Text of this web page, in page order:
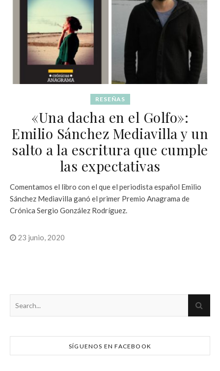
RESEÑAS
«Una dacha en el Golfo»:
Emilio Sánchez Mediavilla y un
salto a la escritura que cumple
las expectativas
Comentamos el libro con el que el periodista español Emilio
Sánchez Mediavilla ganó el primer Premio Anagrama de
Crónica Sergio González Rodríguez.
23 junio, 2020
SÍGUENOS EN FACEBOOK